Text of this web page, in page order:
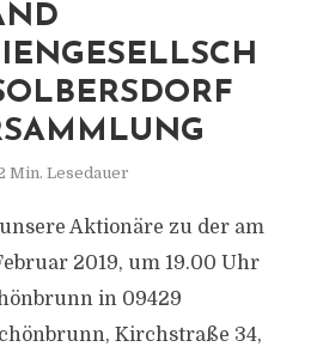
H
Min. Lesedauer
Aktionäre zu der am
2019, um 19.00 Uhr
in 09429
Kirchstraße 34,